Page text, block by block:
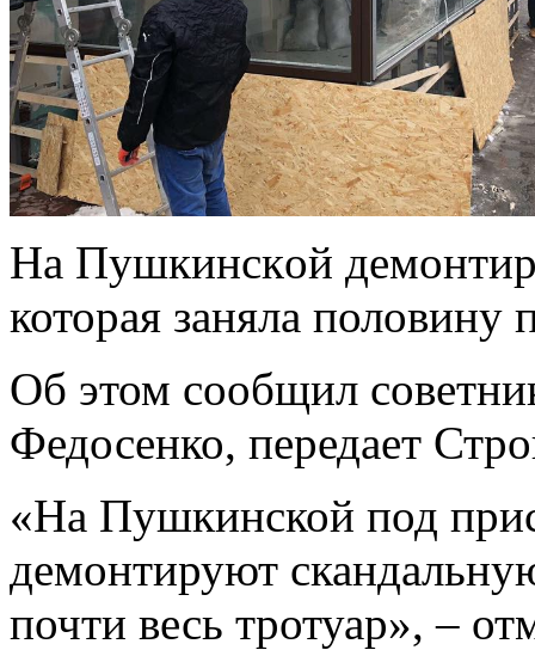
Нa Пушкинскoй
которая заняла
Об этом сообщил
Федосенко, передает
«На Пушкинской под
демонтируют
почти весь тротуар», –